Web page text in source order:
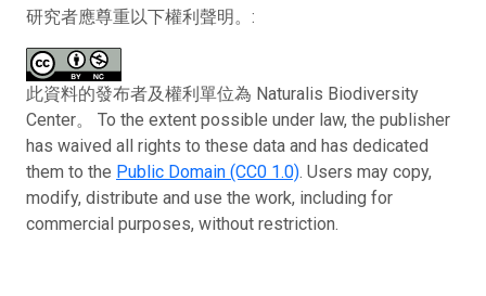
研究者應尊重以下權利聲明。:
此資料的發布者及權利單位為 Naturalis Biodiversity
Center。 To the extent possible under law, the publisher
has waived all rights to these data and has dedicated
them to the Public Domain (CC0 1.0). Users may copy,
modify, distribute and use the work, including for
commercial purposes, without restriction.